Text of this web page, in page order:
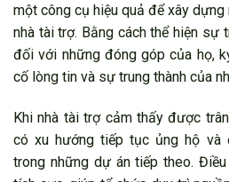
một công cụ hiệu quả để xây
nhà tài trợ. Bằng cách thể hiện sự
đối với những đóng góp của họ,
cố lòng tin và sự trung thành của
Khi nhà tài trợ cảm thấy được
có xu hướng tiếp tục ủng hộ và
trong những dự án tiếp theo.